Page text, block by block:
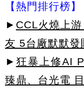
【熱門排行榜】
► CCL火燒上
友 5台廠默默發
► 狂暴上修AI
臻鼎、台光電